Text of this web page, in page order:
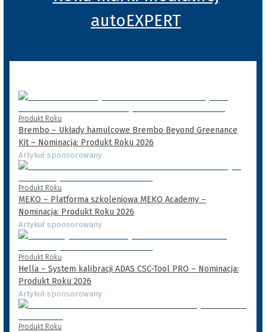
autoEXPERT
Produkt Roku
Brembo – Układy hamulcowe Brembo Beyond Greenance
Kit – Nominacja: Produkt Roku 2026
Artykuł sponsorowany
Produkt Roku
MEKO – Platforma szkoleniowa MEKO Academy –
Nominacja: Produkt Roku 2026
Artykuł sponsorowany
Produkt Roku
Hella – System kalibracji ADAS CSC-Tool PRO – Nominacja:
Produkt Roku 2026
Artykuł sponsorowany
Produkt Roku